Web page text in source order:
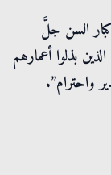
السن جلَّ
بذلوا أعمارهم
واحترام”.